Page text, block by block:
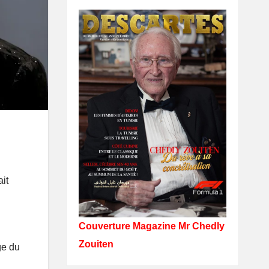
du
Couverture Magazine Mr Chedly
Zouiten